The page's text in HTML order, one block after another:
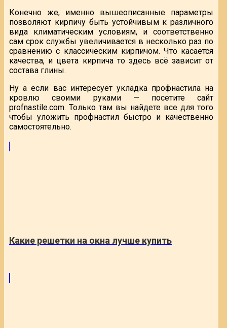
Конечно же, именно вышеописанные параметры
позволяют кирпичу быть устойчивым к различного
вида климатическим условиям, и соответственно
сам срок службы увеличивается в несколько раз по
сравнению с классическим кирпичом. Что касается
качества, и цвета кирпича то здесь всё зависит от
состава глины.
Ну а если вас интересует укладка профнастила на
кровлю своими руками — посетите сайт
profnastile.com. Только там вы найдете все для того
чтобы уложить профнастил быстро и качественно
самостоятельно.
Какие решетки на окна лучше купить